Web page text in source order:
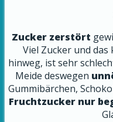
Zucker zerstört
Viel Zucker und
hinweg, ist sehr
Meide deswegen
Gummibärchen,
Fruchtzucker nur